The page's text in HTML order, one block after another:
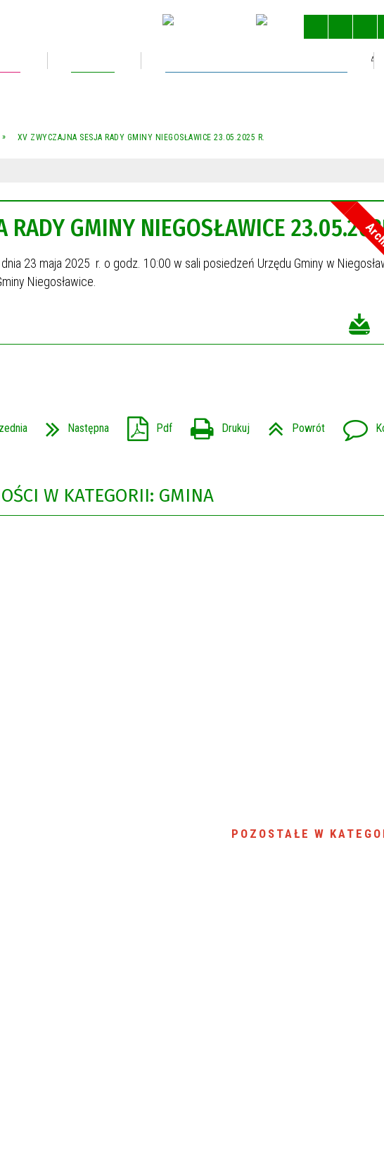
STRONA
do
do
XV ZWYCZAJNA SESJA RADY GMINY NIEGOSŁAWICE 23.05.2025 R.
RADY GMINY NIEGOSŁAWICE
23 maja 2025 r. o godz. 10:00 w sali posiedzeń Urzędu Gminy w
Niegosławice.
Następna Pdf Drukuj Powrót
W KATEGORII: GMINA
POZOSTAŁE W